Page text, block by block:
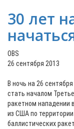
30 лет
OBS
26 сентября 2013
В ночь на 26
стать началом
ракетном нападении
из США по
баллистических